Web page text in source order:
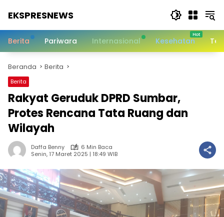
EKSPRESNEWS
Dalam
Berita Pariwara Internasional Kesehatan
Beranda Berita
Berita
Rakyat Geruduk DPRD Sumbar,
Protes Rencana Tata Ruang dan
Wilayah
Daffa Benny
6 Min Baca
Senin, 17 Maret 2025 | 18:49 WIB